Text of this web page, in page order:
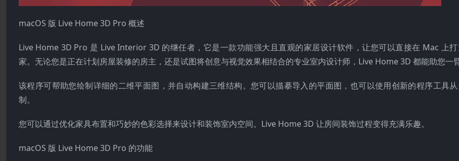
macOS 版 Live Home 3D Pro 概述
Live Home 3D Pro 是 Live Interior 3D 的继任者，它是一款功能强大且直观的家居设计软件，让您可以直接在 Mac 上打
家。无论您是正在计划房屋装修的房主，还是试图将创意与视觉效果相结合的专业室内设计师，Live Home 3D 都能助您一臂
该程序可帮助您绘制详细的二维平面图，并自动构建三维结构。您可以描摹导入的平面图，也可以使用创新的程序工具
制。
您可以通过优化家具布置和巧妙的色彩选择来设计和装饰室内空间。Live Home 3D 让房间装饰过程变得充满乐趣。
macOS 版 Live Home 3D Pro 的功能